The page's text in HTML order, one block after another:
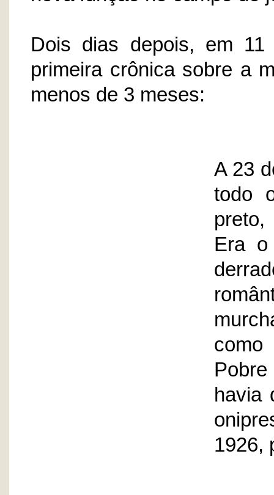
Dois dias depois, em
primeira crônica sobre a
menos de 3 meses:
A 23
todo
Era
havia
1926,